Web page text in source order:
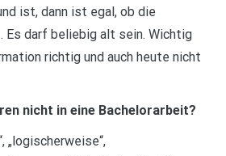
ist, dann ist egal, ob die
Es darf beliebig alt sein. Wichtig
richtig und auch heute nicht
nicht in eine Bachelorarbeit?
„logischerweise“,